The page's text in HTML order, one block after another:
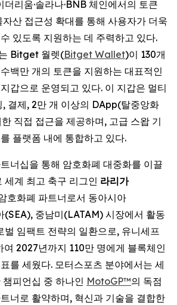
더리움·솔라나·BNB 체인에서의 토큰
산 접근성 확대를 통해 사용자가 더욱
있도록 지원하는 데 주력하고 있다.
Bitget 월렛(Bitget Wallet)이 130개
백만 개의 토큰을 지원하는 대표적인
갑으로 운영되고 있다. 이 지갑은 멀티
결제, 2만 개 이상의 DApp(탈중앙화
직접 접근을 제공하며, 고급 스왑 기
플랫폼 내에 통합하고 있다.
너십을 통해 암호화폐 대중화를 이끌
세계 최고 축구 리그인 라리가
호화폐 파트너로서 동아시아
(SEA), 중남미(LATAM) 시장에서 활동
벌 임팩트 전략의 일환으로, 유니세프
여 2027년까지 110만 명에게 블록체인
를 세웠다. 모터스포츠 분야에서는 세
피언십 중 하나인 MotoGP™의 독점
너로 활약하며, 혁신과 기술을 결합한